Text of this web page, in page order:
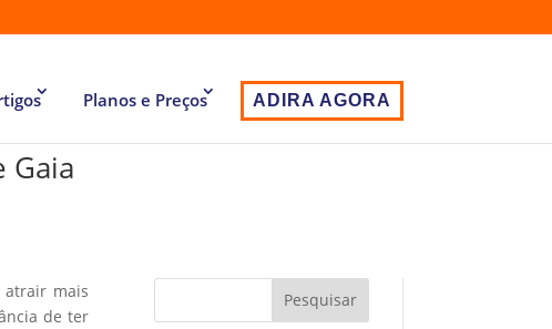
Planos e Preços ADIRA AGORA
Gaia
atrair mais
de ter
Pesquisar